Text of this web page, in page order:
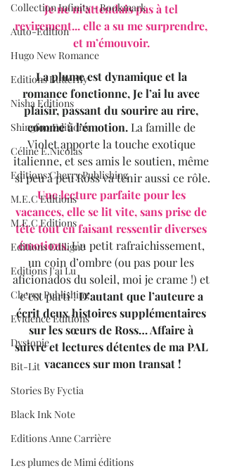
Collection Infinity - Bookmark
Auto-Edition
Hugo New Romance
Editions Butterfly
Nisha Editions
Shingfoo Editions
Céline E.Nicolas
Editions Cherry Publishing
M.E.C Editions
M.E.C Editions
Editions Ediligne
Editions J'ai Lu
Cherry Publishing
Evidence Editions
Dystopie
Bit-Lit
Stories By Fyctia
Black Ink Note
Editions Anne Carrière
Les plumes de Mimi éditions
Je ne m’attendais pas à tel
revirement... elle a su me surprendre,
et m’émouvoir.
La plume est dynamique et la
romance fonctionne, Je l’ai lu avec
plaisir, passant du sourire au rire,
comme à l’émotion. La famille de
Violet apporte la touche exotique
italienne, et ses amis le soutien, même
si peu à peu Ross va tenir aussi ce rôle.
Une lecture parfaite pour les
vacances, elle se lit vite, sans prise de
tête tout en faisant ressentir diverses
émotions. Un petit rafraichissement,
un coin d’ombre (ou pas pour les
aficionados du soleil, moi je crame !) et
c’est parti ! D’autant que l’auteure a
écrit deux histoires supplémentaires
sur les sœurs de Ross… Affaire à
suivre et lectures détentes de ma PAL
vacances sur mon transat !